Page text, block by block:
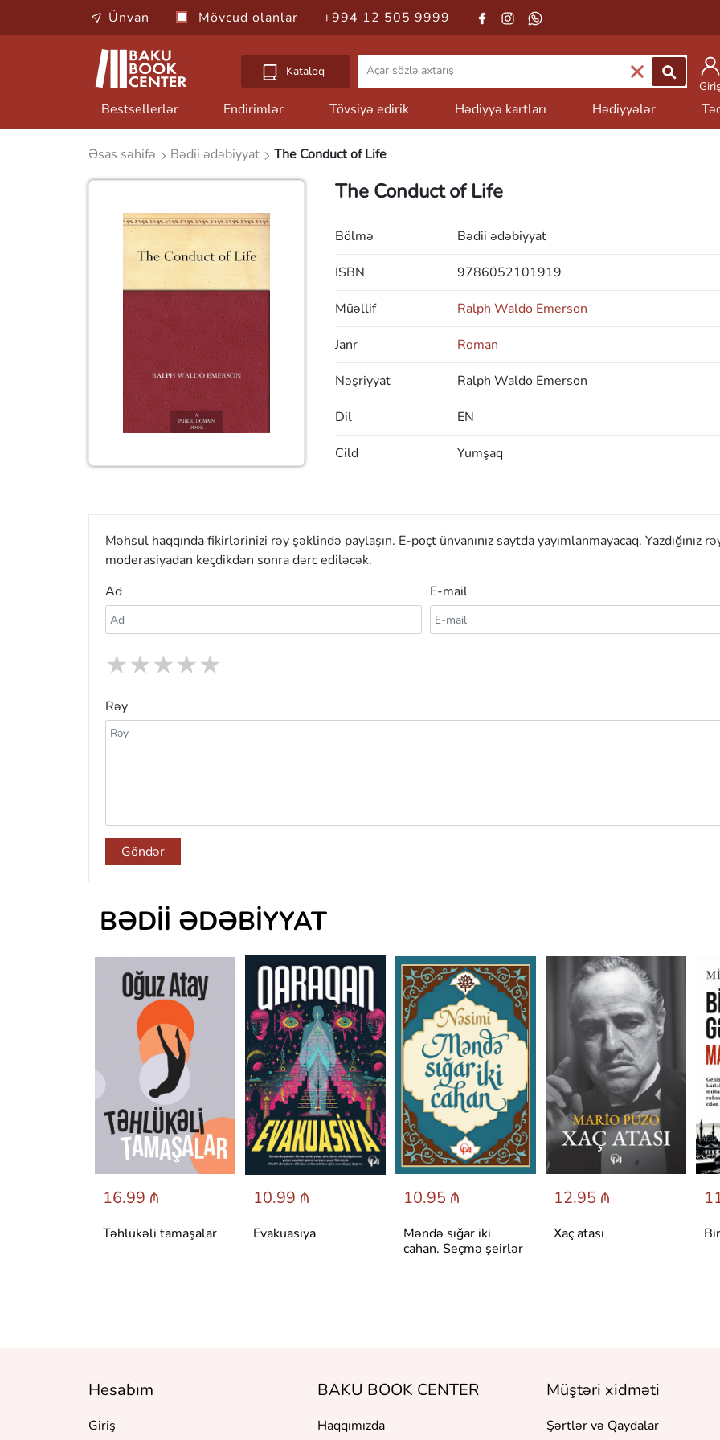
Ünvan Mövcud olanlar +994 12 505 9999
Kataloq
Bestsellerlər Endirimlər Tövsiyə edirik Hədiyyə kartları Hədiyyələr
Əsas səhifə Bədii ədəbiyyat The Conduct of Life
The Conduct of Life
Bölmə Bədii ədəbiyyat
ISBN 9786052101919
Müəllif Ralph Waldo Emerson
Janr Roman
Nəşriyyat Ralph Waldo Emerson
Dil EN
Cild Yumşaq
Məhsul haqqında fikirlərinizi rəy şəklində paylaşın. E-poçt ünvanınız saytda yayımlanmayacaq. Yazdığınız
moderasiyadan keçdikdən sonra dərc ediləcək.
Ad
E-mail
★
★
★
★
★
Rəy
Göndər
BƏDII ƏDƏBIYYAT
16.99 ₼
Təhlükəli tamaşalar
10.99 ₼
Evakuasiya
10.95 ₼
Məndə sığar iki
cahan. Seçmə şeirlər
12.95 ₼
Xaç atası
Hesabım
Giriş
BAKU BOOK CENTER
Haqqımızda
Müştəri xidməti
Şərtlər və Qaydalar